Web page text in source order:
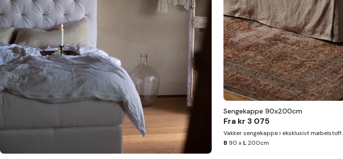
Sengekappe 90x200cm
Fra kr 3 075
Vakker sengekappe i eksklusivt møbelstoff.
B 90 x L200cm